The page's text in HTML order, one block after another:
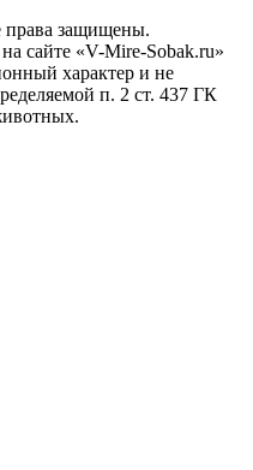
права защищены.
сайте «V-Mire-Sobak.ru»
характер и не
п. 2 ст. 437 ГК